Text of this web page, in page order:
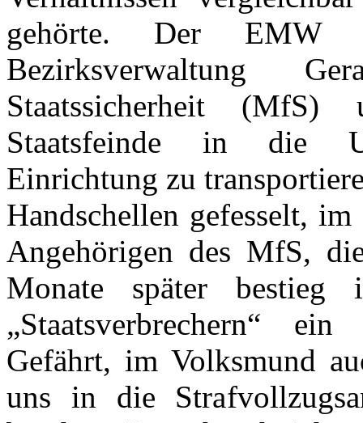
gehörte. Der EMW
Bezirksverwaltung
Staatssicherheit
Staatsfeinde in die
Einrichtung zu
Handschellen gefesselt,
Angehörigen des MfS,
Monate später bestieg
„Staatsverbrechern“
Gefährt, im Volksmund
uns in die